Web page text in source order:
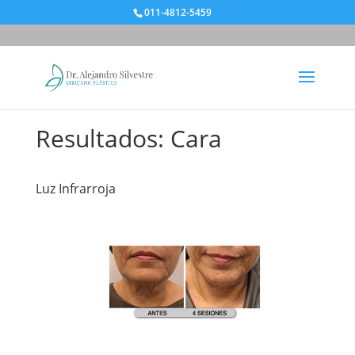
011-4812-5459
Resultados: Cara
Luz Infrarroja